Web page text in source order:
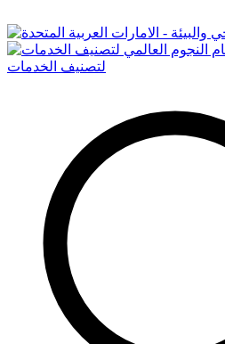
لتصنيف الخدمات